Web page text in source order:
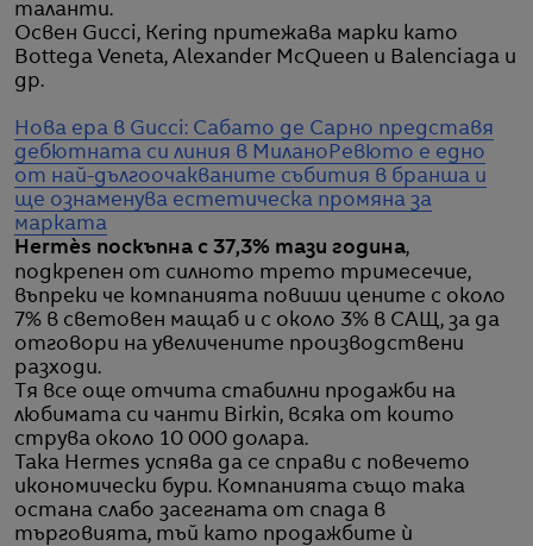
таланти.
Освен Gucci, Kering притежава марки като
Bottega Veneta, Alexander McQueen и Balenciaga и
др.
Нова ера в Gucci: Сабато де Сарно представя
дебютната си линия в Милано Ревюто е едно
от най-дългоочакваните събития в бранша и
ще ознаменува естетическа промяна за
марката
Hermès поскъпна с 37,3% тази година,
подкрепен от силното трето тримесечие,
въпреки че компанията повиши цените с около
7% в световен мащаб и с около 3% в САЩ, за да
отговори на увеличените производствени
разходи.
Тя все още отчита стабилни продажби на
любимата си чанти Birkin, всяка от които
струва около 10 000 долара.
Така Hermes успява да се справи с повечето
икономически бури. Компанията също така
остана слабо засегната от спада в
търговията, тъй като продажбите ѝ